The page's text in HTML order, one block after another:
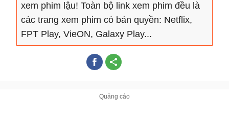
xem phim lậu! Toàn bộ link xem phim đều là
các trang xem phim có bản quyền: Netflix,
FPT Play, VieON, Galaxy Play...